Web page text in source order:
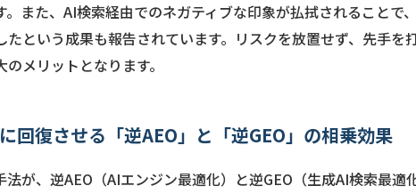
また、AI検索経由でのネガティブな印象が払拭されることで
という成果も報告されています。リスクを放置せず、先手を
メリットとなります。
回復させる「逆AEO」と「逆GEO」の相乗効果
が、逆AEO（AIエンジン最適化）と逆GEO（生成AI検索最適